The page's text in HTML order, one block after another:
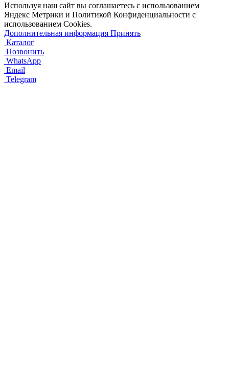
Используя наш сайт вы соглашаетесь с использованием
Яндекс Метрики и Политикой Конфиденциальности с
использованием Cookies.
Дополнительная информация Принять
Каталог
Позвонить
WhatsApp
Email
Telegram